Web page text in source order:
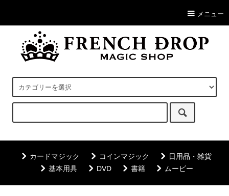
メニュー
カードマジック コインマジック
日用品・雑貨
基本用具
DVD 書籍 ムービー